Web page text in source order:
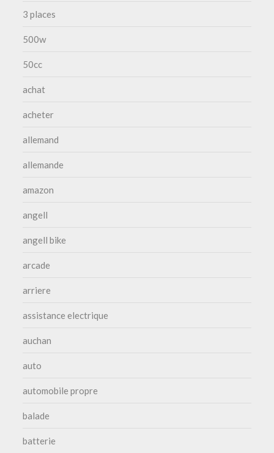
3 places
500w
50cc
achat
acheter
allemand
allemande
amazon
angell
angell bike
arcade
arriere
assistance electrique
auchan
auto
automobile propre
balade
batterie